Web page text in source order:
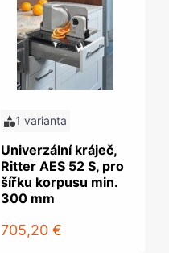
1 varianta
Univerzální kráječ,
Ritter AES 52 S, pro
šířku korpusu min.
300 mm
705,20 €